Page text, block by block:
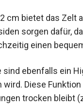
cm bietet das Zelt
sorgen dafür,
einen
sind ebenfalls ein
Diese
trocken bleibt